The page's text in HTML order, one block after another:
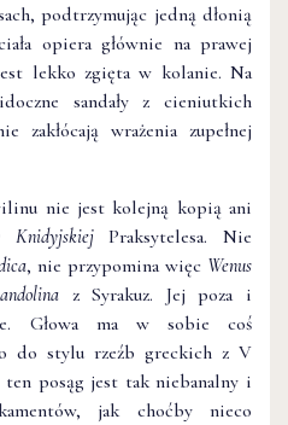
podtrzymując jedną dłonią
opiera głównie na prawej
lekko zgięta w kolanie. Na
sandały z cieniutkich
zakłócają wrażenia zupełnej
nie jest kolejną kopią ani
KnidyjskiejPraksytelesa. Nie
, nie przypomina więc Wenus
z Syrakuz. Jej poza i
Głowa ma w sobie coś
do stylu rzeźb greckich z V
posąg jest tak niebanalny i
jak choćby nieco